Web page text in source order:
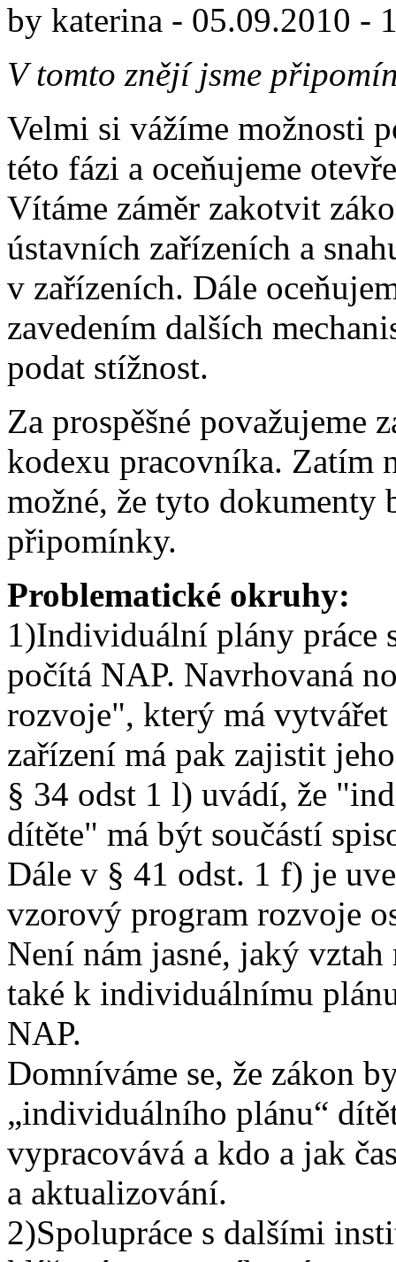
by katerina - 05.09.2010 -
V tomto znějí jsme
Velmi si vážíme možnosti
této fázi a oceňujeme
Vítáme záměr zakotvit
ústavních zařízeních a
v zařízeních. Dále
zavedením dalších
podat stížnost.
Za prospěšné považujeme
kodexu pracovníka. Zatím
možné, že tyto dokumenty
připomínky.
Problematické okruhy:
1)Individuální plány práce
počítá NAP. Navrhovaná
rozvoje", který má
zařízení má pak zajistit
§ 34 odst 1 l) uvádí, že
dítěte" má být součástí
Dále v § 41 odst. 1 f) je
vzorový program rozvoje
Není nám jasné, jaký
také k individuálnímu
NAP.
Domníváme se, že zákon
„individuálního plánu“
vypracovává a kdo a jak
a aktualizování.
2)Spolupráce s dalšími